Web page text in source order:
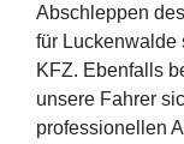
Abschleppen
für Luckenwalde
KFZ. Ebenfalls
unsere Fahrer
professionellen